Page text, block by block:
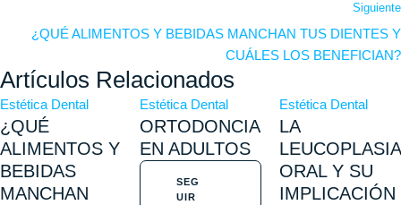
Siguiente
¿QUÉ ALIMENTOS Y BEBIDAS MANCHAN TUS DIENTES Y
CUÁLES LOS BENEFICIAN?
Artículos Relacionados
Estética Dental
¿QUÉ
ALIMENTOS Y
BEBIDAS
MANCHAN
Estética Dental
ORTODONCIA
EN ADULTOS
SEG
UIR
Estética Dental
LA
LEUCOPLASIA
ORAL Y SU
IMPLICACIÓN